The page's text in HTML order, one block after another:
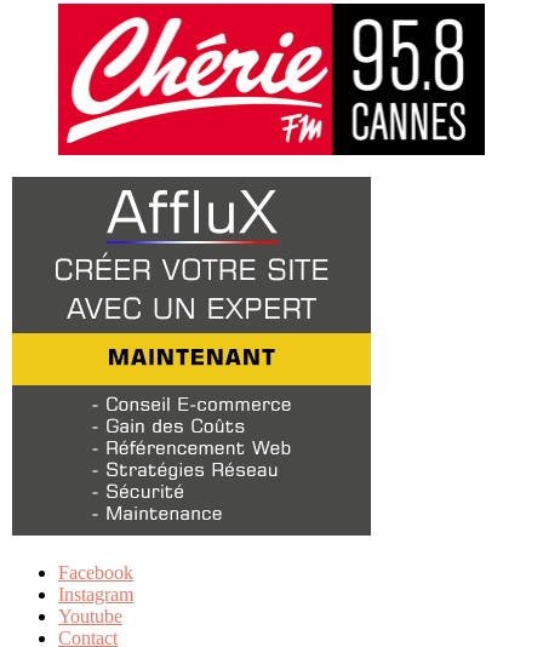
Facebook
Instagram
Youtube
Contact